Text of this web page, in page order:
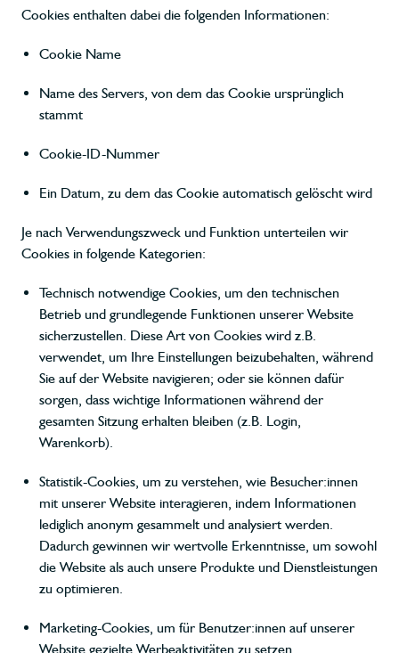
Cookies enthalten dabei die folgenden Informationen:
Cookie Name
Name des Servers, von dem das Cookie ursprünglich
stammt
Cookie-ID-Nummer
Ein Datum, zu dem das Cookie automatisch gelöscht wird
Je nach Verwendungszweck und Funktion unterteilen wir
Cookies in folgende Kategorien:
Technisch notwendige Cookies, um den technischen
Betrieb und grundlegende Funktionen unserer Website
sicherzustellen. Diese Art von Cookies wird z.B.
verwendet, um Ihre Einstellungen beizubehalten, während
Sie auf der Website navigieren; oder sie können dafür
sorgen, dass wichtige Informationen während der
gesamten Sitzung erhalten bleiben (z.B. Login,
Warenkorb).
Statistik-Cookies, um zu verstehen, wie Besucher:innen
mit unserer Website interagieren, indem Informationen
lediglich anonym gesammelt und analysiert werden.
Dadurch gewinnen wir wertvolle Erkenntnisse, um sowohl
die Website als auch unsere Produkte und Dienstleistungen
zu optimieren.
Marketing-Cookies, um für Benutzer:innen auf unserer
Website gezielte Werbeaktivitäten zu setzen.